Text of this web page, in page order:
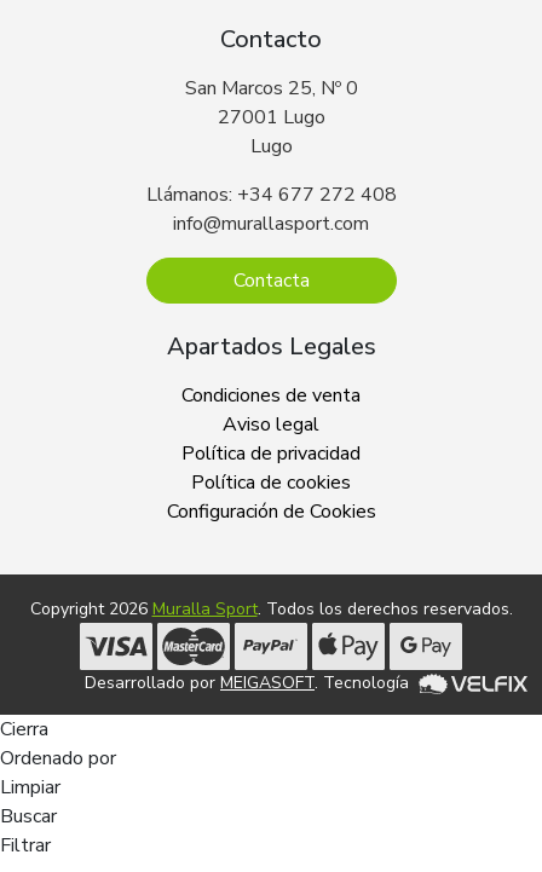
Contacto
San Marcos 25, Nº 0
27001 Lugo
Lugo
Llámanos: +34 677 272 408
info@murallasport.com
Contacta
Apartados Legales
Condiciones de venta
Aviso legal
Política de privacidad
Política de cookies
Configuración de Cookies
Copyright 2026 Muralla Sport. Todos los derechos reservados.
Desarrollado por MEIGASOFT. Tecnología
Cierra
Ordenado por
Limpiar
Buscar
Filtrar